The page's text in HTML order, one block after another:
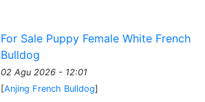
For Sale Puppy Female White French
Bulldog
02 Agu 2026 - 12:01
[Anjing French Bulldog]